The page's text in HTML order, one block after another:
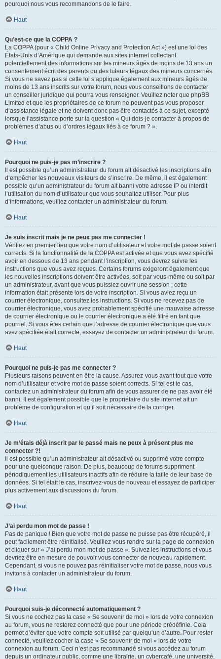
pourquoi nous vous recommandons de le faire.
Haut
Qu’est-ce que la COPPA ?
La COPPA (pour « Child Online Privacy and Protection Act ») est une loi des
États-Unis d’Amérique qui demande aux sites internet collectant
potentiellement des informations sur les mineurs âgés de moins de 13 ans un
consentement écrit des parents ou des tuteurs légaux des mineurs concernés.
Si vous ne savez pas si cette loi s’applique également aux mineurs âgés de
moins de 13 ans inscrits sur votre forum, nous vous conseillons de contacter
un conseiller juridique qui pourra vous renseigner. Veuillez noter que phpBB
Limited et que les propriétaires de ce forum ne peuvent pas vous proposer
d’assistance légale et ne doivent donc pas être contactés à ce sujet, excepté
lorsque l’assistance porte sur la question « Qui dois-je contacter à propos de
problèmes d’abus ou d’ordres légaux liés à ce forum ? ».
Haut
Pourquoi ne puis-je pas m’inscrire ?
Il est possible qu’un administrateur du forum ait désactivé les inscriptions afin
d’empêcher les nouveaux visiteurs de s’inscrire. De même, il est également
possible qu’un administrateur du forum ait banni votre adresse IP ou interdit
l’utilisation du nom d’utilisateur que vous souhaitez utiliser. Pour plus
d’informations, veuillez contacter un administrateur du forum.
Haut
Je suis inscrit mais je ne peux pas me connecter !
Vérifiez en premier lieu que votre nom d’utilisateur et votre mot de passe soient
corrects. Si la fonctionnalité de la COPPA est activée et que vous avez spécifié
avoir en dessous de 13 ans pendant l’inscription, vous devrez suivre les
instructions que vous avez reçues. Certains forums exigeront également que
les nouvelles inscriptions doivent être activées, soit par vous-même ou soit par
un administrateur, avant que vous puissiez ouvrir une session ; cette
information était présente lors de votre inscription. Si vous aviez reçu un
courrier électronique, consultez les instructions. Si vous ne recevez pas de
courrier électronique, vous avez probablement spécifié une mauvaise adresse
de courrier électronique ou le courrier électronique a été filtré en tant que
pourriel. Si vous êtes certain que l’adresse de courrier électronique que vous
avez spécifiée était correcte, essayez de contacter un administrateur du forum.
Haut
Pourquoi ne puis-je pas me connecter ?
Plusieurs raisons peuvent en être la cause. Assurez-vous avant tout que votre
nom d’utilisateur et votre mot de passe soient corrects. Si tel est le cas,
contactez un administrateur du forum afin de vous assurer de ne pas avoir été
banni. Il est également possible que le propriétaire du site internet ait un
problème de configuration et qu’il soit nécessaire de la corriger.
Haut
Je m’étais déjà inscrit par le passé mais ne peux à présent plus me
connecter ?!
Il est possible qu’un administrateur ait désactivé ou supprimé votre compte
pour une quelconque raison. De plus, beaucoup de forums suppriment
périodiquement les utilisateurs inactifs afin de réduire la taille de leur base de
données. Si tel était le cas, inscrivez-vous de nouveau et essayez de participer
plus activement aux discussions du forum.
Haut
J’ai perdu mon mot de passe !
Pas de panique ! Bien que votre mot de passe ne puisse pas être récupéré, il
peut facilement être réinitialisé. Veuillez vous rendre sur la page de connexion
et cliquer sur « J’ai perdu mon mot de passe ». Suivez les instructions et vous
devriez être en mesure de pouvoir vous connecter de nouveau rapidement.
Cependant, si vous ne pouvez pas réinitialiser votre mot de passe, nous vous
invitons à contacter un administrateur du forum.
Haut
Pourquoi suis-je déconnecté automatiquement ?
Si vous ne cochez pas la case « Se souvenir de moi » lors de votre connexion
au forum, vous ne resterez connecté que pour une période prédéfinie. Cela
permet d’éviter que votre compte soit utilisé par quelqu’un d’autre. Pour rester
connecté, veuillez cocher la case « Se souvenir de moi » lors de votre
connexion au forum. Ceci n’est pas recommandé si vous accédez au forum
depuis un ordinateur public, comme une librairie, un cybercafé, une université,